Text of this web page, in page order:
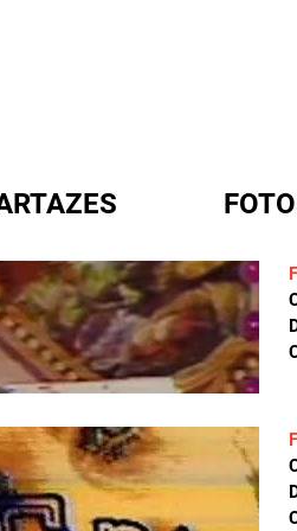
DE BUSCA